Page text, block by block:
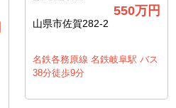
550万円
山県市佐賀282-2
名鉄各務原線 名鉄岐阜駅 バス
38分徒歩9分